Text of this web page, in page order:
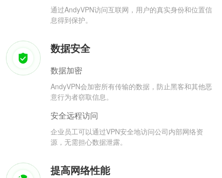
通过AndyVPN访问互联网，用户的真实身份和位置信
息得到保护。
数据安全
数据加密
AndyVPN会加密所有传输的数据，防止黑客和其他恶
意行为者窃取信息。
安全远程访问
企业员工可以通过VPN安全地访问公司内部网络资
源，无需担心数据泄露。
提高网络性能